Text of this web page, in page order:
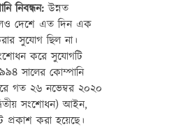
নিবন্ধন: উন্নত
দেশে এত দিন এক
সুযোগ ছিল না।
করে সুযোগটি
সালের কোম্পানি
গত ২৬ নভেম্বর ২০২০
সংশোধন) আইন,
করা হয়েছে।